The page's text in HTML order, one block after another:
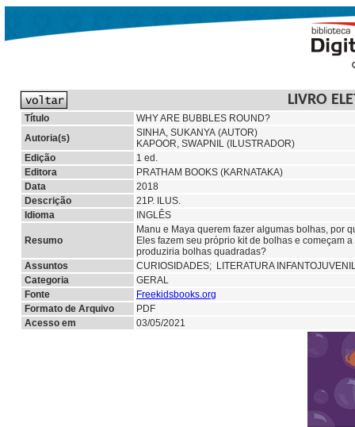
LIVRO
Título
WHY ARE BUBBLES ROUND?
Autoria(s)
SINHA, SUKANYA (AUTOR)
KAPOOR, SWAPNIL (ILUSTRADOR)
Edição
1 ed.
Editora
PRATHAM BOOKS (KARNATAKA)
Data
2018
Descrição
21P. ILUS.
Idioma
INGLÊS
Resumo
Manu e Maya querem fazer algumas bolhas, por
Eles fazem seu próprio kit de bolhas e começam
produziria bolhas quadradas?
Assuntos
CURIOSIDADES; LITERATURA
Categoria
GERAL
Fonte
Freekidsbooks.org
Formato de Arquivo
PDF
Acesso em
03/05/2021